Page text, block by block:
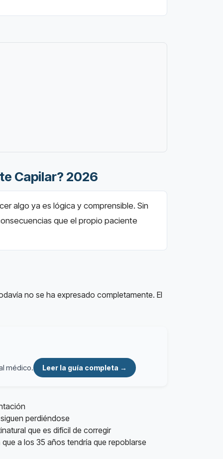
Capilar? 2026
algo ya es lógica y comprensible. Sin
que el propio paciente
no se ha expresado completamente. El
médico. Leer la guía completa →
perdiéndose
que es difícil de corregir
a los 35 años tendría que repoblarse